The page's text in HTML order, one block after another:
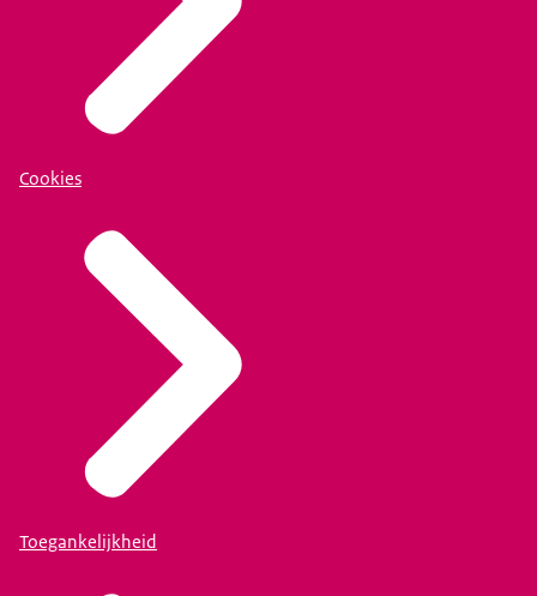
Cookies
Toegankelijkheid